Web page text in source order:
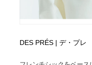
教育・スクール・保育・
システム開発・IT・決済
イン
DES PRÉS | デ・プレ